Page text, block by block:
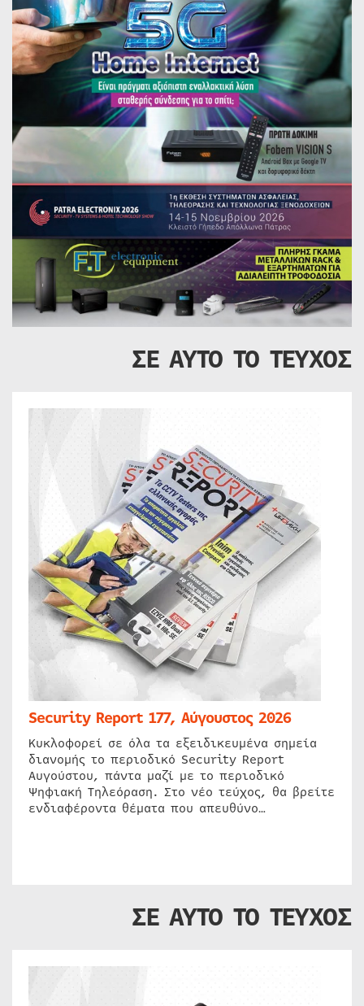
ΣΕ ΑΥΤΟ ΤΟ ΤΕΥΧΟΣ
Security Report 177, Αύγουστος 2026
Κυκλοφορεί σε όλα τα εξειδικευμένα σημεία
διανομής το περιοδικό Security Report
Αυγούστου, πάντα μαζί με το περιοδικό
Ψηφιακή Τηλεόραση. Στο νέο τεύχος, θα βρείτε
ενδιαφέροντα θέματα που απευθύνο…
ΣΕ ΑΥΤΟ ΤΟ ΤΕΥΧΟΣ